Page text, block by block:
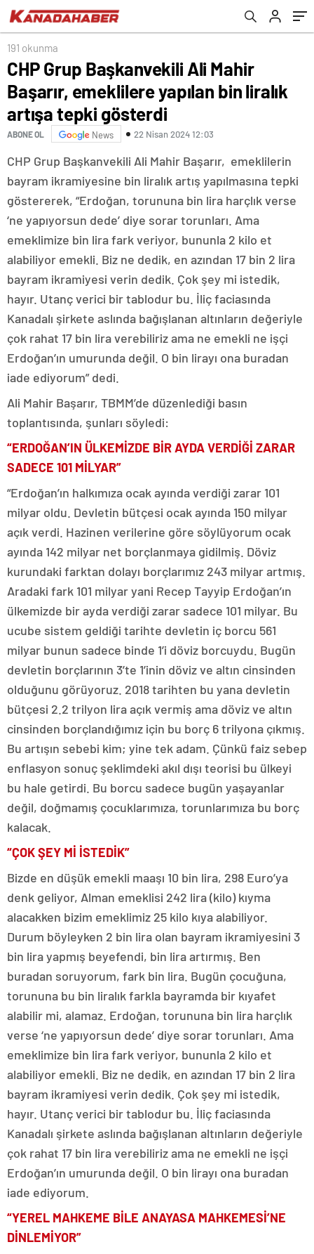
191 okunma
CHP Grup Başkanvekili Ali Mahir
Başarır, emeklilere yapılan bin liralık
artışa tepki gösterdi
ABONE OL News 22 Nisan 2024 12:03
CHP Grup Başkanvekili Ali Mahir Başarır, emeklilerin
bayram ikramiyesine bin liralık artış yapılmasına tepki
göstererek, “Erdoğan, torununa bin lira harçlık verse
‘ne yapıyorsun dede’ diye sorar torunları. Ama
emeklimize bin lira fark veriyor, bununla 2 kilo et
alabiliyor emekli. Biz ne dedik, en azından 17 bin 2 lira
bayram ikramiyesi verin dedik. Çok şey mi istedik,
hayır. Utanç verici bir tablodur bu. İliç faciasında
Kanadalı şirkete aslında bağışlanan altınların değeriyle
çok rahat 17 bin lira verebiliriz ama ne emekli ne işçi
Erdoğan’ın umurunda değil. O bin lirayı ona buradan
iade ediyorum” dedi.
Ali Mahir Başarır, TBMM’de düzenlediği basın
toplantısında, şunları söyledi:
“ERDOĞAN’IN ÜLKEMİZDE BİR AYDA VERDİĞİ ZARAR
SADECE 101 MİLYAR”
“Erdoğan’ın halkımıza ocak ayında verdiği zarar 101
milyar oldu. Devletin bütçesi ocak ayında 150 milyar
açık verdi. Hazinen verilerine göre söylüyorum ocak
ayında 142 milyar net borçlanmaya gidilmiş. Döviz
kurundaki farktan dolayı borçlarımız 243 milyar artmış.
Aradaki fark 101 milyar yani Recep Tayyip Erdoğan’ın
ülkemizde bir ayda verdiği zarar sadece 101 milyar. Bu
ucube sistem geldiği tarihte devletin iç borcu 561
milyar bunun sadece binde 1’i döviz borcuydu. Bugün
devletin borçlarının 3’te 1’inin döviz ve altın cinsinden
olduğunu görüyoruz. 2018 tarihten bu yana devletin
bütçesi 2.2 trilyon lira açık vermiş ama döviz ve altın
cinsinden borçlandığımız için bu borç 6 trilyona çıkmış.
Bu artışın sebebi kim; yine tek adam. Çünkü faiz sebep
enflasyon sonuç şeklimdeki akıl dışı teorisi bu ülkeyi
bu hale getirdi. Bu borcu sadece bugün yaşayanlar
değil, doğmamış çocuklarımıza, torunlarımıza bu borç
kalacak.
“ÇOK ŞEY Mİ İSTEDİK”
Bizde en düşük emekli maaşı 10 bin lira, 298 Euro’ya
denk geliyor, Alman emeklisi 242 lira (kilo) kıyma
alacakken bizim emeklimiz 25 kilo kıya alabiliyor.
Durum böyleyken 2 bin lira olan bayram ikramiyesini 3
bin lira yapmış beyefendi, bin lira artırmış. Ben
buradan soruyorum, fark bin lira. Bugün çocuğuna,
torununa bu bin liralık farkla bayramda bir kıyafet
alabilir mi, alamaz. Erdoğan, torununa bin lira harçlık
verse ‘ne yapıyorsun dede’ diye sorar torunları. Ama
emeklimize bin lira fark veriyor, bununla 2 kilo et
alabiliyor emekli. Biz ne dedik, en azından 17 bin 2 lira
bayram ikramiyesi verin dedik. Çok şey mi istedik,
hayır. Utanç verici bir tablodur bu. İliç faciasında
Kanadalı şirkete aslında bağışlanan altınların değeriyle
çok rahat 17 bin lira verebiliriz ama ne emekli ne işçi
Erdoğan’ın umurunda değil. O bin lirayı ona buradan
iade ediyorum.
“YEREL MAHKEME BİLE ANAYASA MAHKEMESİ’NE
DİNLEMİYOR”